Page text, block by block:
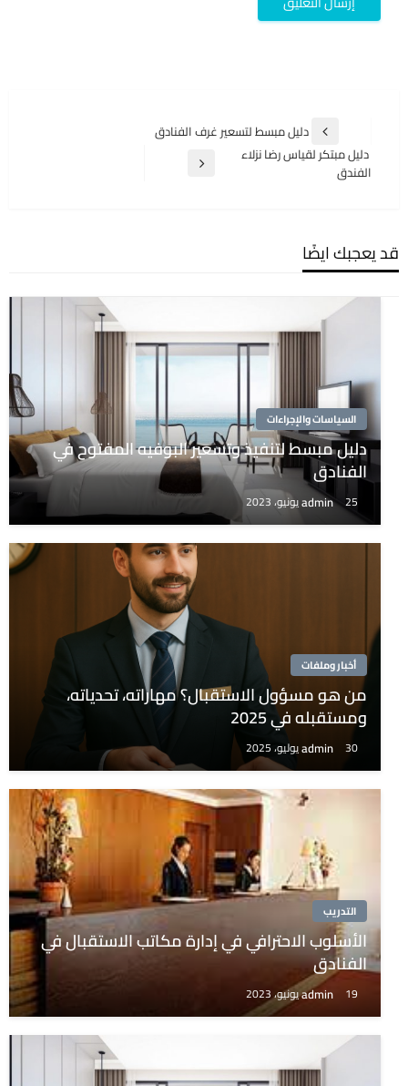
المقالات
المقالة
السابقة
دليل مبسط لتسعير غرف الفنادق
المقالة
دليل مبتكر لقياس رضا نزلاء
الفندق
قد يعجبك ايضًا
السياسات والإجراءات
دليل مبسط لتنفيذ وتسعير البوفيه المفتوح في
الفنادق
admin 25 يونيو، 2023
أخبار وملفات
من هو مسؤول الاستقبال؟ مهاراته، تحدياته،
ومستقبله في 2025
admin 30 يوليو، 2025
التدريب
الأسلوب الاحترافي في إدارة مكاتب الاستقبال في
الفنادق
admin 19 يونيو، 2023